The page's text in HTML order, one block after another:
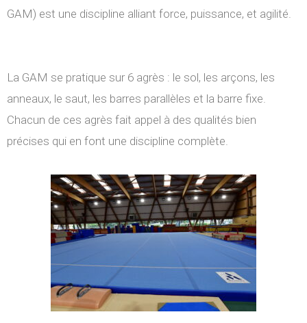
GAM) est une discipline alliant force, puissance, et agilité.
La GAM se pratique sur 6 agrès : le sol, les arçons, les
anneaux, le saut, les barres parallèles et la barre fixe.
Chacun de ces agrès fait appel à des qualités bien
précises qui en font une discipline complète.